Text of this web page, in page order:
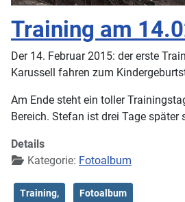
Training am
Der 14. Februar 2015: der erste
Karussell fahren zum
Am Ende steht ein toller
Bereich. Stefan ist drei Tage
Details
Kategorie: Fotoalbum
Training, Fotoalbum